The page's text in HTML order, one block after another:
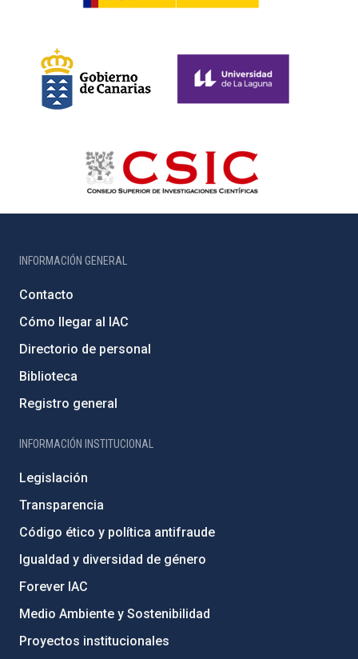
INFORMACIÓN GENERAL
Contacto
Cómo llegar al IAC
Directorio de personal
Biblioteca
Registro general
INFORMACIÓN INSTITUCIONAL
Legislación
Transparencia
Código ético y política antifraude
Igualdad y diversidad de género
Forever IAC
Medio Ambiente y Sostenibilidad
Proyectos institucionales